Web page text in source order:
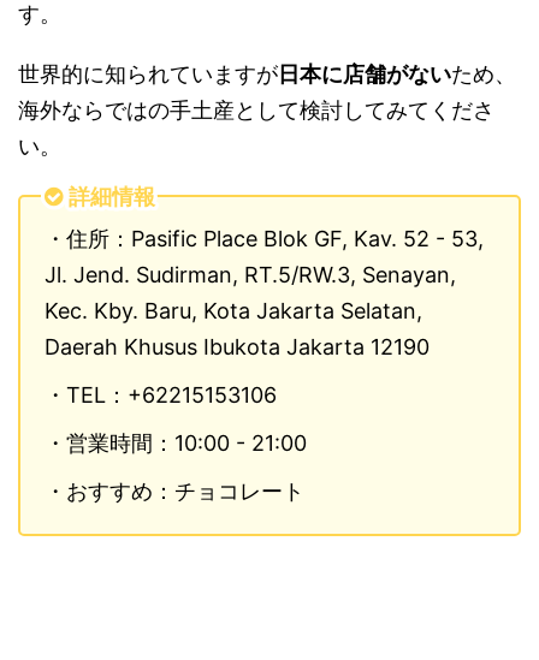
す。
世界的に知られていますが日本に店舗がないため、
海外ならではの手土産として検討してみてくださ
い。
詳細情報
・住所：Pasific Place Blok GF, Kav. 52 - 53,
Jl. Jend. Sudirman, RT.5/RW.3, Senayan,
Kec. Kby. Baru, Kota Jakarta Selatan,
Daerah Khusus Ibukota Jakarta 12190
・TEL：+62215153106
・営業時間：10:00 - 21:00
・おすすめ：チョコレート